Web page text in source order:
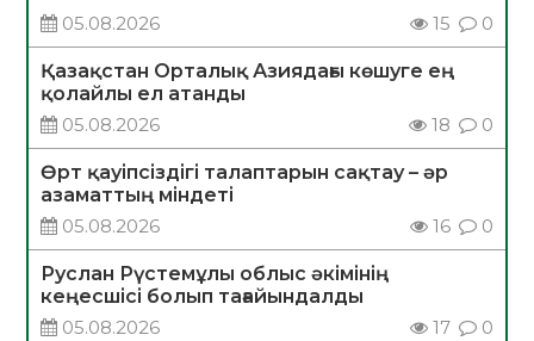
05.08.2026
15 0
Қазақстан Орталық Азиядағы көшуге ең
қолайлы ел атанды
05.08.2026
18 0
Өрт қауіпсіздігі талаптарын сақтау – әр
азаматтың міндеті
05.08.2026
16 0
Руслан Рүстемұлы облыс әкімінің
кеңесшісі болып тағайындалды
05.08.2026
17 0